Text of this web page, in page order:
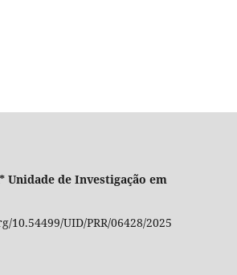
Unidade de Investigação em
10.54499/UID/PRR/06428/2025